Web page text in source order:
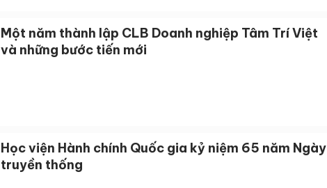
Một năm thành lập CLB Doanh nghiệp Tâm Trí Việt
và những bước tiến mới
Học viện Hành chính Quốc gia kỷ niệm 65 năm Ngày
truyền thống